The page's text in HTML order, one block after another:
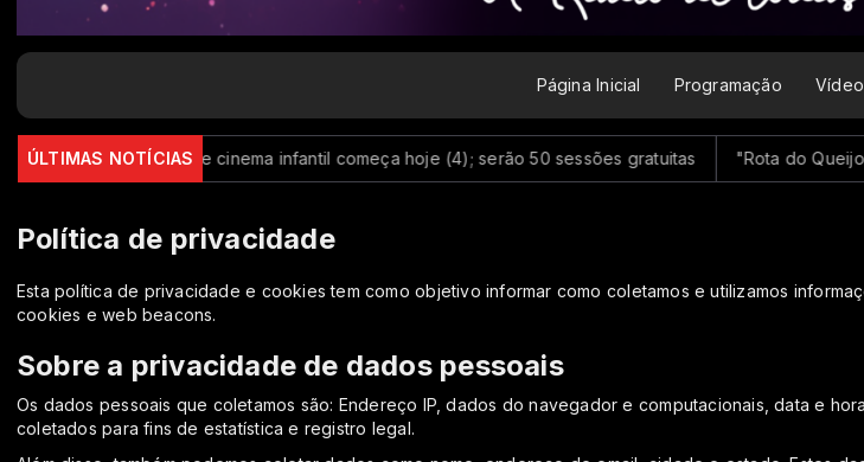
Página Inicial Programação
ÚLTIMAS NOTÍCIAS
Mostra de cinema infantil começa hoje (4); serão 50 sessões gratuitas "Rota do Queijo"
Política de privacidade
Esta política de privacidade e cookies tem como objetivo informar como coletamos e utilizamos
cookies e web beacons.
Sobre a privacidade de dados pessoais
Os dados pessoais que coletamos são: Endereço IP, dados do navegador e computacionais, data e
coletados para fins de estatística e registro legal.